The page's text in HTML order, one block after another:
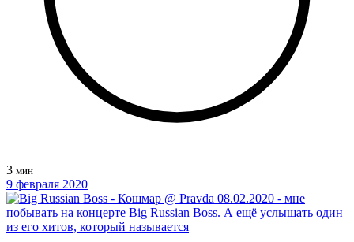
3 мин
9 февраля 2020